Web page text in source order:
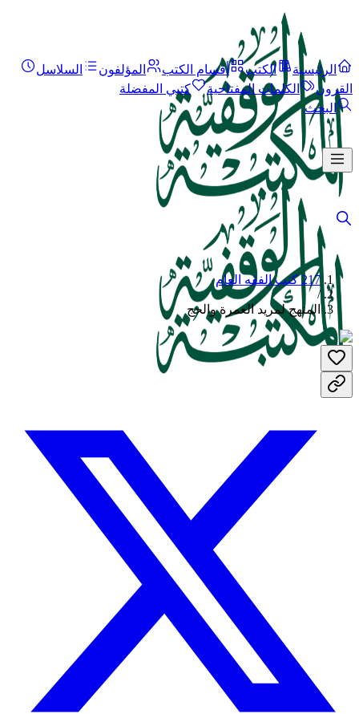
الرئيسية الكتب أقسام الكتب المؤلفون
السلاسل
القرون
الكلمات المفتاحية
كتبي المفضلة
البحث
217 كتب الفقه العام
/
المنهج لمريد العمرة والحج